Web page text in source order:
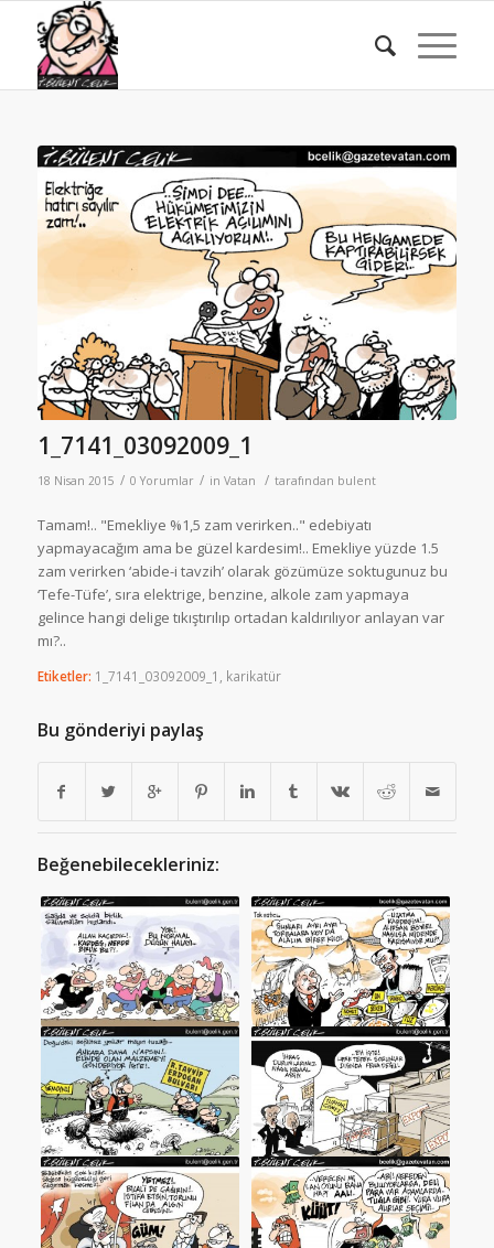
1_7141_03092009_1
18 Nisan 2015 / 0 Yorumlar / in Vatan / tarafından bulent
Tamam!.. "Emekliye %1,5 zam verirken.." edebiyatı
yapmayacağım ama be güzel kardesim!.. Emekliye yüzde 1.5
zam verirken ‘abide-i tavzih’ olarak gözümüze soktugunuz bu
‘Tefe-Tüfe’, sıra elektrige, benzine, alkole zam yapmaya
gelince hangi delige tıkıştırılıp ortadan kaldırılıyor anlayan var
mı?..
Etiketler: 1_7141_03092009_1 karikatür
Bu gönderiyi paylaş
Beğenebilecekleriniz: